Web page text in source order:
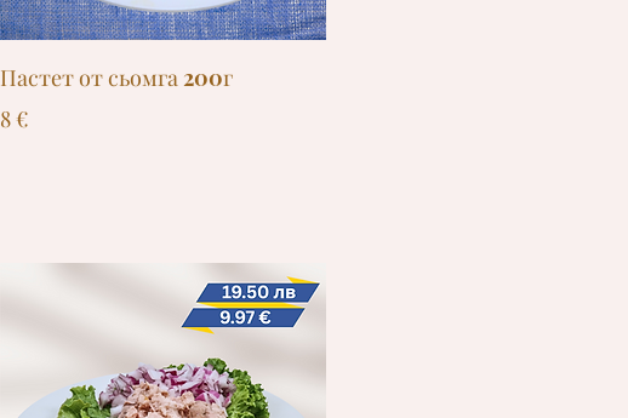
Пастет от сьомга 200г
8 €